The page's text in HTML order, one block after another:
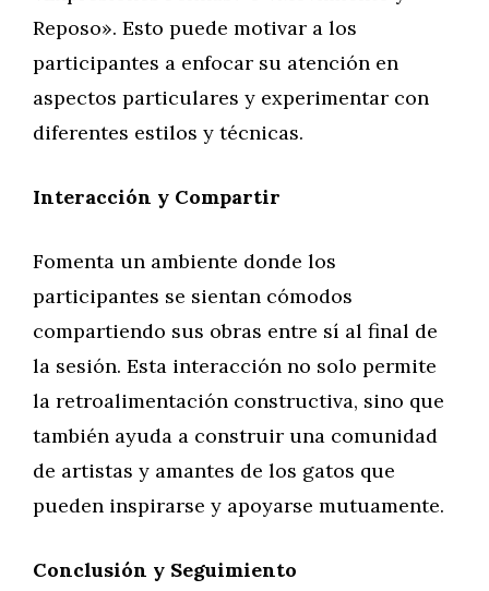
Reposo». Esto puede motivar a los
participantes a enfocar su atención en
aspectos particulares y experimentar con
diferentes estilos y técnicas.
Interacción y Compartir
Fomenta un ambiente donde los
participantes se sientan cómodos
compartiendo sus obras entre sí al final de
la sesión. Esta interacción no solo permite
la retroalimentación constructiva, sino que
también ayuda a construir una comunidad
de artistas y amantes de los gatos que
pueden inspirarse y apoyarse mutuamente.
Conclusión y Seguimiento